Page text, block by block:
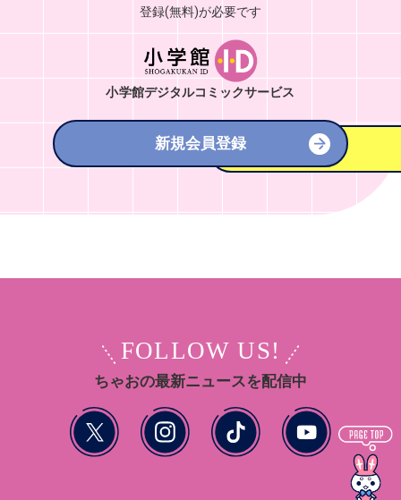
登録(無料)が必要です
小学館デジタルコミックサービス
新規会員登録
FOLLOW US!
ちゃおの最新ニュースを配信中